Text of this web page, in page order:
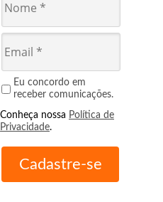
Eu concordo em
receber comunicações.
Conheça nossa Política de
Privacidade.